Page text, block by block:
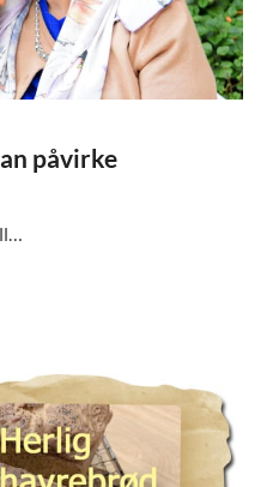
påvirke